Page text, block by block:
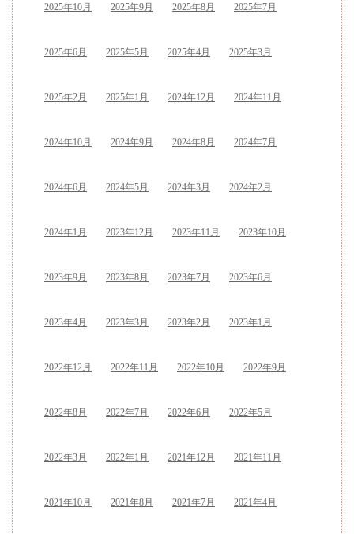
2025年10月 2025年9月 2025年8月 2025年7月
2025年6月 2025年5月 2025年4月 2025年3月
2025年2月 2025年1月 2024年12月 2024年11月
2024年10月 2024年9月 2024年8月 2024年7月
2024年6月 2024年5月 2024年3月 2024年2月
2024年1月 2023年12月 2023年11月 2023年10月
2023年9月 2023年8月 2023年7月 2023年6月
2023年4月 2023年3月 2023年2月 2023年1月
2022年12月 2022年11月 2022年10月 2022年9月
2022年8月 2022年7月 2022年6月 2022年5月
2022年3月 2022年1月 2021年12月 2021年11月
2021年10月 2021年8月 2021年7月 2021年4月